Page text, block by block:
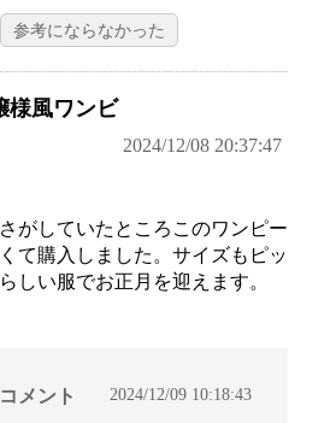
参考にならなかった
様風ワンビ
2024/12/08 20:37:47
がしていたところこのワンピー
て購入しました。サイズもピッ
しい服でお正月を迎えます。
メント 2024/12/09 10:18:43